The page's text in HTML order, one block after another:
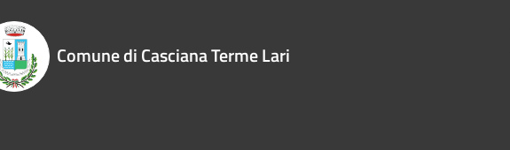
Comune di Casciana Terme Lari